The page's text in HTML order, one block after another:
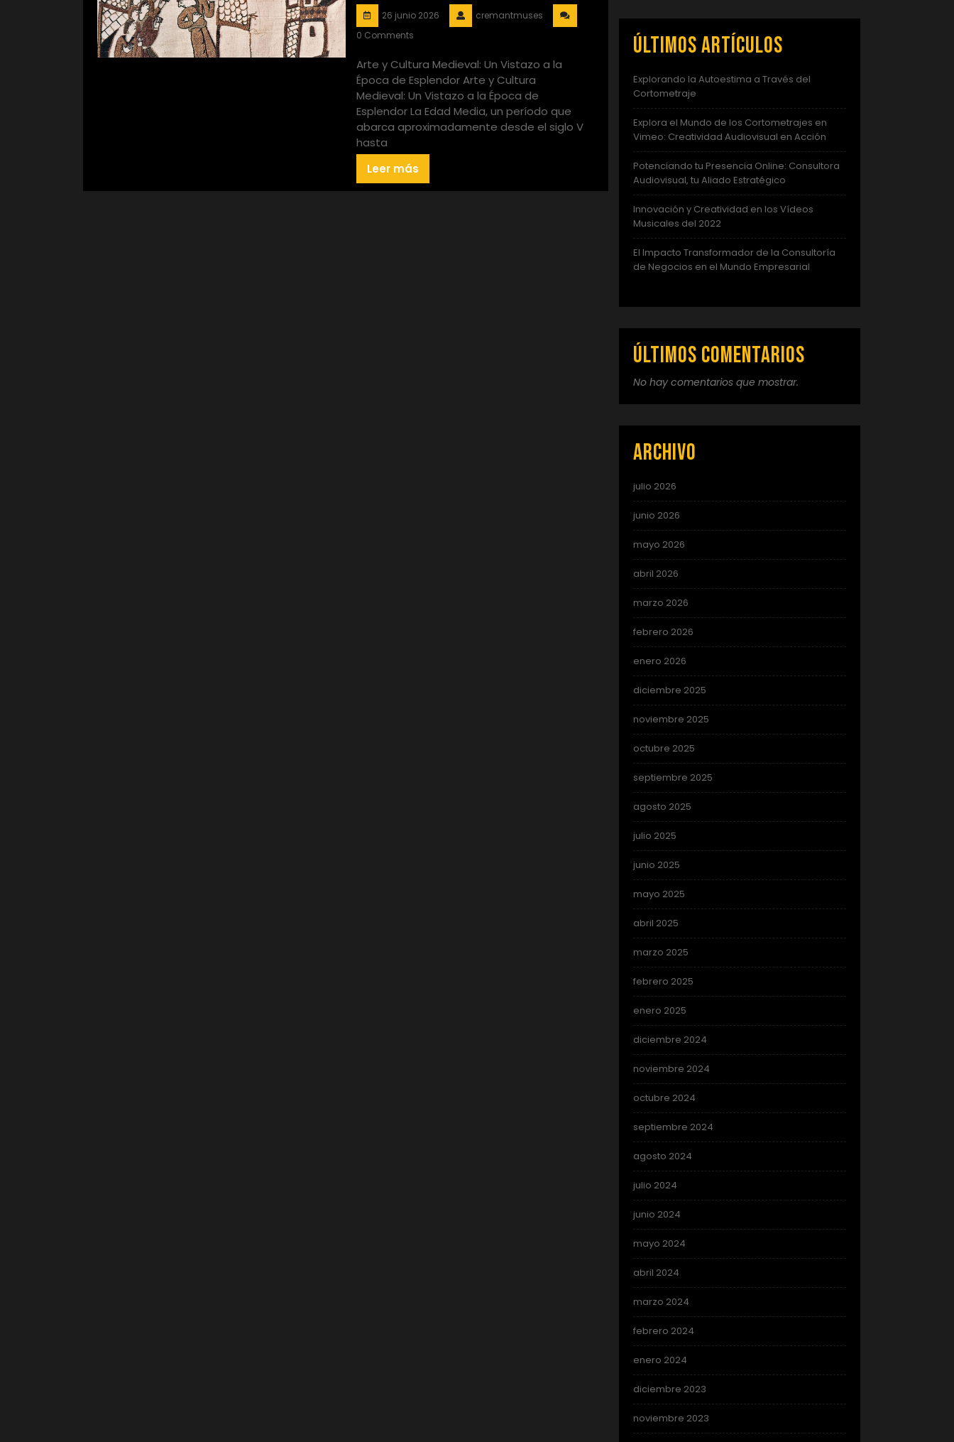
26 junio 2026
cremantmuses
0 Comments
Arte y Cultura Medieval: Un Vistazo a la
Época de Esplendor Arte y Cultura
Medieval: Un Vistazo a la Época de
Esplendor La Edad Media, un período que
abarca aproximadamente desde el siglo V
hasta
Leer más
Últimos artículos
Explorando la Autoestima a Través del
Cortometraje
Explora el Mundo de los Cortometrajes en
Vimeo: Creatividad Audiovisual en Acción
Potenciando tu Presencia Online: Consultora
Audiovisual, tu Aliado Estratégico
Innovación y Creatividad en los Vídeos
Musicales del 2022
El Impacto Transformador de la Consultoría
de Negocios en el Mundo Empresarial
Últimos comentarios
No hay comentarios que mostrar.
Archivo
julio 2026
junio 2026
mayo 2026
abril 2026
marzo 2026
febrero 2026
enero 2026
diciembre 2025
noviembre 2025
octubre 2025
septiembre 2025
agosto 2025
julio 2025
junio 2025
mayo 2025
abril 2025
marzo 2025
febrero 2025
enero 2025
diciembre 2024
noviembre 2024
octubre 2024
septiembre 2024
agosto 2024
julio 2024
junio 2024
mayo 2024
abril 2024
marzo 2024
febrero 2024
enero 2024
diciembre 2023
noviembre 2023